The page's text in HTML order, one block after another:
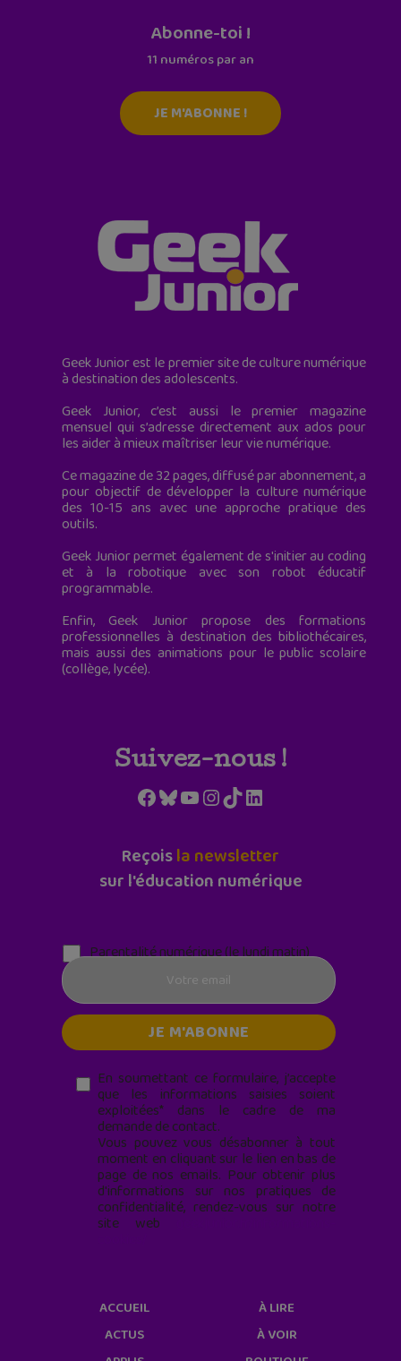
Abonne-toi !
11 numéros par an
JE M'ABONNE !
Geek Junior est le premier site de culture numérique
à destination des adolescents.
Geek Junior, c’est aussi le premier magazine
mensuel qui s’adresse directement aux ados pour
les aider à mieux maîtriser leur vie numérique.
Ce magazine de 32 pages, diffusé par abonnement, a
pour objectif de développer la culture numérique
des 10-15 ans avec une approche pratique des
outils.
Geek Junior permet également de s'initier au coding
et à la robotique avec son robot éducatif
programmable.
Enfin, Geek Junior propose des formations
professionnelles à destination des bibliothécaires,
mais aussi des animations pour le public scolaire
(collège, lycée).
Suivez-nous !
Facebook
Bluesky
YouTube
Instagram
TikTokLinkedIn
Reçoisla newsletter
sur l'éducation numérique
Parentalité numérique (le lundi matin)
En soumettant ce formulaire, j’accepte
que les informations saisies soient
exploitées* dans le cadre de ma
demande de contact.
Vous pouvez vous désabonner à tout
moment en cliquant sur le lien en bas de
page de nos emails. Pour obtenir plus
d'informations sur nos pratiques de
confidentialité, rendez-vous sur notre
site web
ACCUEIL
ACTUS
À LIRE
À VOIR